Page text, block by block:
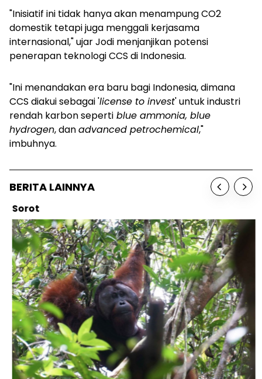
"Inisiatif ini tidak hanya akan menampung CO2
domestik tetapi juga menggali kerjasama
internasional," ujar Jodi menjanjikan potensi
penerapan teknologi CCS di Indonesia.
"Ini menandakan era baru bagi Indonesia, dimana
CCS diakui sebagai 'license to invest' untuk industri
rendah karbon seperti blue ammonia, blue
hydrogen, danadvanced petrochemical,"
imbuhnya.
BERITA LAINNYA
Sorot